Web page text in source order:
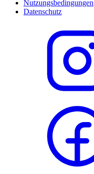
Nutzungsbedingungen
Datenschutz